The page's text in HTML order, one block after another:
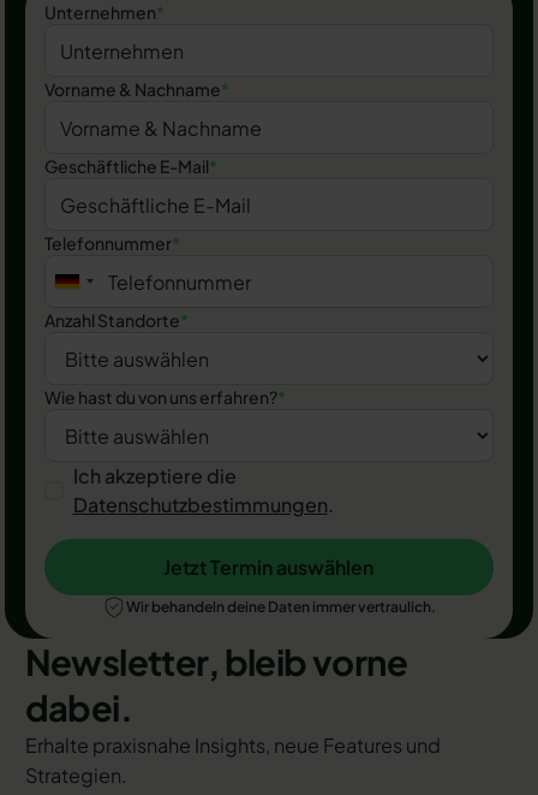
Unternehmen*
Vorname & Nachname*
Geschäftliche E-Mail*
Telefonnummer*
Anzahl Standorte*
Wie hast du von uns erfahren?*
Ich akzeptiere die
Datenschutzbestimmungen.
Jetzt Termin auswählen
Jetzt Termin auswählen
Wir behandeln deine Daten immer vertraulich.
Newsletter, bleib vorne
dabei.
Erhalte praxisnahe Insights, neue Features und
Strategien.